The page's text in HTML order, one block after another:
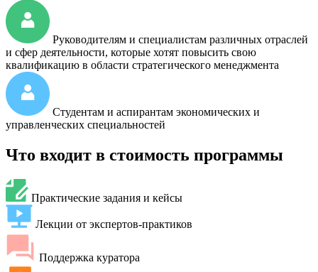
Руководителям и специалистам различных отраслей
и сфер деятельности, которые хотят повысить свою
квалификацию в области стратегического менеджмента
Студентам и аспирантам экономических и
управленческих специальностей
Что входит в стоимость программы
Практические задания и кейсы
Лекции от экспертов-практиков
Поддержка куратора